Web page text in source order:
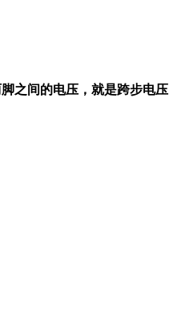
之间的电压，就是跨步电压